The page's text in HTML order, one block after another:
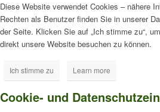
Diese Website verwendet Cookies – nähere
Rechten als Benutzer finden Sie in unserer
der Seite. Klicken Sie auf „Ich stimme zu“,
direkt unsere Website besuchen zu können.
Ich stimme zu Learn more
Cookie- und